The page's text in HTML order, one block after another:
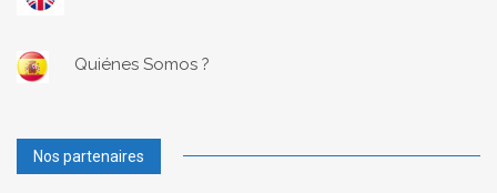
Quiénes Somos ?
Nos partenaires